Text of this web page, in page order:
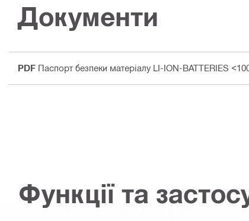
Документи
PDF Паспорт безпеки матеріалу LI-ION-BATTERIES
Функції та